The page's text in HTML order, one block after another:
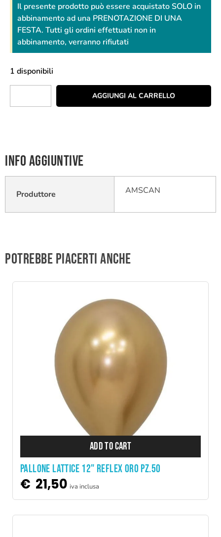
Il presente prodotto può essere acquistato SOLO in
abbinamento ad una PRENOTAZIONE DI UNA
FESTA. Tutti gli ordini effettuati non in
abbinamento, verranno rifiutati
1 disponibili
AGGIUNGI AL CARRELLO
Info aggiuntive
Produttore AMSCAN
Potrebbe piacerti anche
ADD TO CART
PALLONE LATTICE 12" REFLEX ORO PZ.50
€ 21,50 iva inclusa